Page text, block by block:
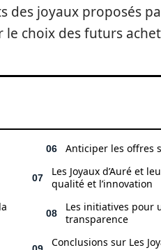
des joyaux proposés
choix des futurs
Anticiper les offres
Les Joyaux d’Auré et
qualité et l’innovation
Les initiatives pour
transparence
Conclusions sur Les